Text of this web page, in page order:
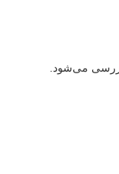
می‌شود.